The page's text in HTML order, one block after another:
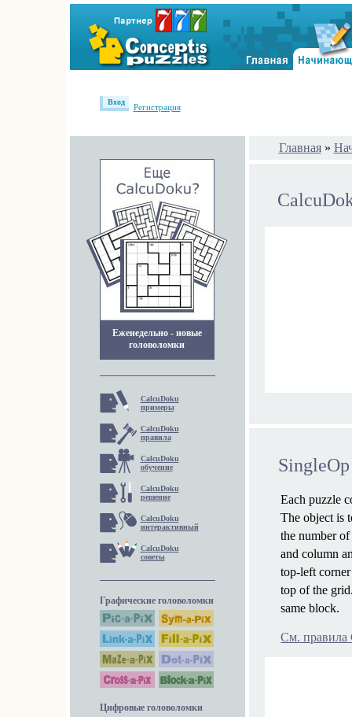
Вход
Регистрация
Еженедельно - новые
головоломки
CalcuDoku
примеры
CalcuDoku
правила
CalcuDoku
обучение
CalcuDoku
решение
CalcuDoku
интерактивный
CalcuDoku
советы
Графические головоломки
Цифровые головоломки
Главная »
Each puzzle
The object is
the number
and column
top-left
top of the
same block.
См. правила